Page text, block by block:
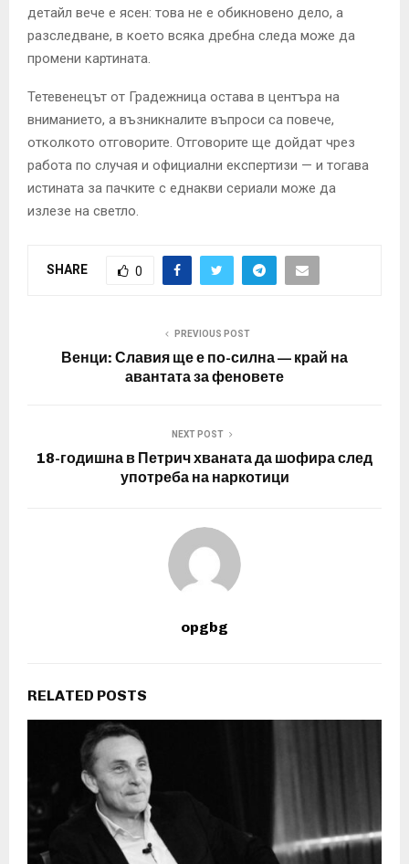
детайл вече е ясен: това не е обикновено дело, а
разследване, в което всяка дребна следа може да
промени картината.
Тетевенецът от Градежница остава в центъра на
вниманието, а възникналите въпроси са повече,
отколкото отговорите. Отговорите ще дойдат чрез
работа по случая и официални експертизи — и тогава
истината за пачките с еднакви сериали може да
излезе на светло.
SHARE 0
PREVIOUS POST
Венци: Славия ще е по-силна — край на
авантата за феновете
NEXT POST
18-годишна в Петрич хваната да шофира след
употреба на наркотици
opgbg
RELATED POSTS